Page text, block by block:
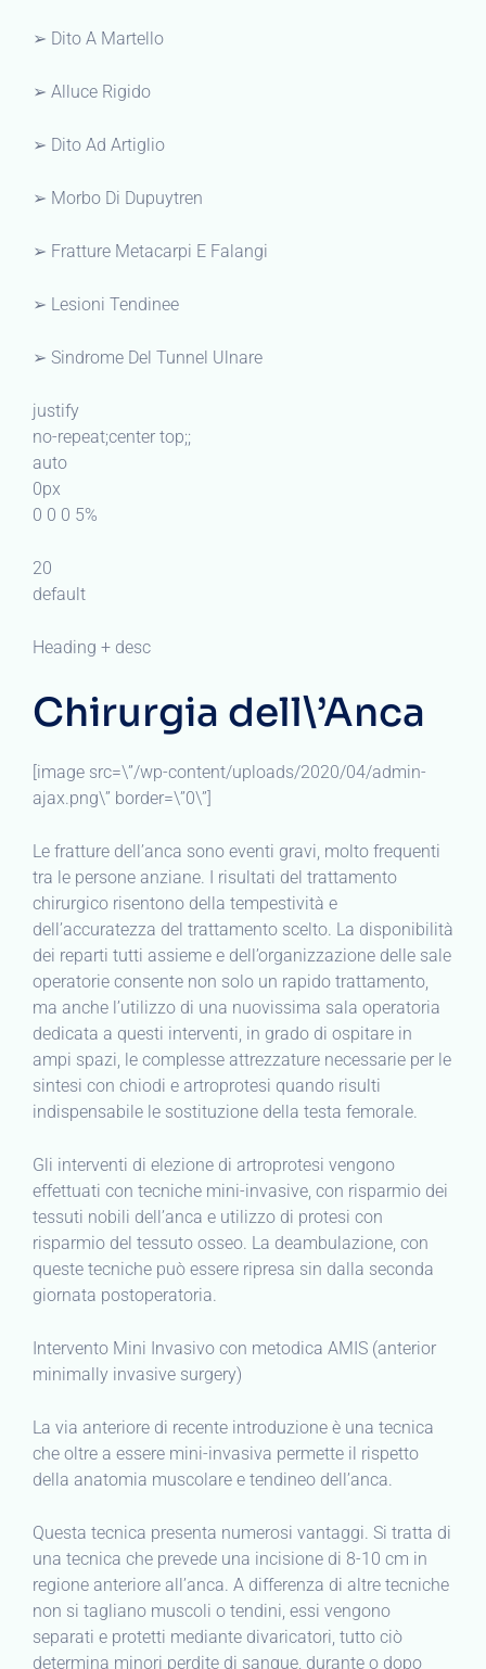
➢ Dito A Martello
➢ Alluce Rigido
➢ Dito Ad Artiglio
➢ Morbo Di Dupuytren
➢ Fratture Metacarpi E Falangi
➢ Lesioni Tendinee
➢ Sindrome Del Tunnel Ulnare
justify
no-repeat;center top;;
auto
0px
0 0 0 5%
20
default
Heading + desc
Chirurgia dell\’Anca
[image src=\”/wp-content/uploads/2020/04/admin-
ajax.png\” border=\”0\”]
Le fratture dell’anca sono eventi gravi, molto frequenti
tra le persone anziane. I risultati del trattamento
chirurgico risentono della tempestività e
dell’accuratezza del trattamento scelto. La disponibilità
dei reparti tutti assieme e dell’organizzazione delle sale
operatorie consente non solo un rapido trattamento,
ma anche l’utilizzo di una nuovissima sala operatoria
dedicata a questi interventi, in grado di ospitare in
ampi spazi, le complesse attrezzature necessarie per le
sintesi con chiodi e artroprotesi quando risulti
indispensabile le sostituzione della testa femorale.
Gli interventi di elezione di artroprotesi vengono
effettuati con tecniche mini-invasive, con risparmio dei
tessuti nobili dell’anca e utilizzo di protesi con
risparmio del tessuto osseo. La deambulazione, con
queste tecniche può essere ripresa sin dalla seconda
giornata postoperatoria.
Intervento Mini Invasivo con metodica AMIS (anterior
minimally invasive surgery)
La via anteriore di recente introduzione è una tecnica
che oltre a essere mini-invasiva permette il rispetto
della anatomia muscolare e tendineo dell’anca.
Questa tecnica presenta numerosi vantaggi. Si tratta di
una tecnica che prevede una incisione di 8-10 cm in
regione anteriore all’anca. A differenza di altre tecniche
non si tagliano muscoli o tendini, essi vengono
separati e protetti mediante divaricatori, tutto ciò
determina minori perdite di sangue, durante o dopo